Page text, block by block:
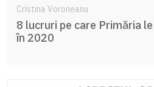
Cristina Voroneanu
8 lucruri pe care Primăria
în 2020